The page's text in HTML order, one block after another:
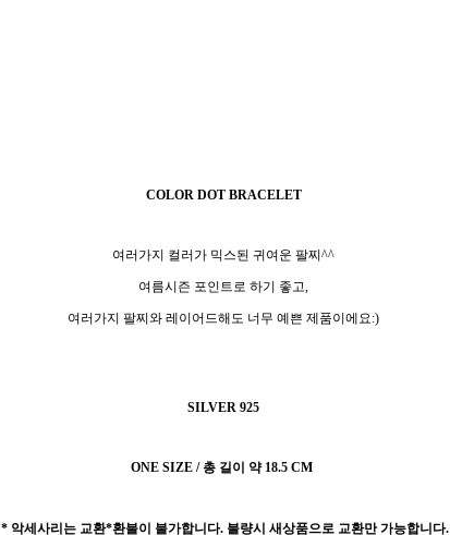
COLOR DOT BRACELET
여러가지 컬러가 믹스된 귀여운 팔찌^^
여름시즌 포인트로 하기 좋고,
여러가지 팔찌와 레이어드해도 너무 예쁜 제품이에요:)
SILVER 925
ONE SIZE / 총 길이 약 18.5 CM
* 악세사리는 교환*환불이 불가합니다. 불량시 새상품으로 교환만 가능합니다.